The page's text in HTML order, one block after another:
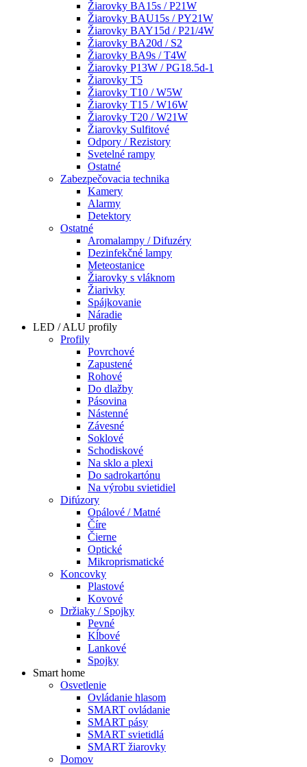
Žiarovky BA15s / P21W
Žiarovky BAU15s / PY21W
Žiarovky BAY15d / P21/4W
Žiarovky BA20d / S2
Žiarovky BA9s / T4W
Žiarovky P13W / PG18.5d-1
Žiarovky T5
Žiarovky T10 / W5W
Žiarovky T15 / W16W
Žiarovky T20 / W21W
Žiarovky Sulfitové
Odpory / Rezistory
Svetelné rampy
Ostatné
Zabezpečovacia technika
Kamery
Alarmy
Detektory
Ostatné
Aromalampy / Difuzéry
Dezinfekčné lampy
Meteostanice
Žiarovky s vláknom
Žiarivky
Spájkovanie
Náradie
LED / ALU profily
Profily
Povrchové
Zapustené
Rohové
Do dlažby
Pásovina
Nástenné
Závesné
Soklové
Schodiskové
Na sklo a plexi
Do sadrokartónu
Na výrobu svietidiel
Difúzory
Opálové / Matné
Číre
Čierne
Optické
Mikroprismatické
Koncovky
Plastové
Kovové
Držiaky / Spojky
Pevné
Kĺbové
Lankové
Spojky
Smart home
Osvetlenie
Ovládanie hlasom
SMART ovládanie
SMART pásy
SMART svietidlá
SMART žiarovky
Domov